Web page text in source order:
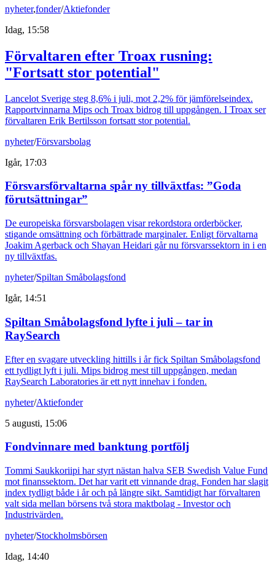
nyheter,fonder/Aktiefonder
Idag, 15:58
Förvaltaren efter Troax rusning:
"Fortsatt stor potential"
Lancelot Sverige steg 8,6% i juli, mot 2,2% för jämförelseindex.
Rapportvinnarna Mips och Troax bidrog till uppgången. I Troax ser
förvaltaren Erik Bertilsson fortsatt stor potential.
nyheter/Försvarsbolag
Igår, 17:03
Försvarsförvaltarna spår ny tillväxtfas: ”Goda
förutsättningar”
De europeiska försvarsbolagen visar rekordstora orderböcker,
stigande omsättning och förbättrade marginaler. Enligt förvaltarna
Joakim Agerback och Shayan Heidari går nu försvarssektorn in i en
ny tillväxtfas.
nyheter/Spiltan Småbolagsfond
Igår, 14:51
Spiltan Småbolagsfond lyfte i juli – tar in
RaySearch
Efter en svagare utveckling hittills i år fick Spiltan Småbolagsfond
ett tydligt lyft i juli. Mips bidrog mest till uppgången, medan
RaySearch Laboratories är ett nytt innehav i fonden.
nyheter/Aktiefonder
5 augusti, 15:06
Fondvinnare med banktung portfölj
Tommi Saukkoriipi har styrt nästan halva SEB Swedish Value Fund
mot finanssektorn. Det har varit ett vinnande drag. Fonden har slagit
index tydligt både i år och på längre sikt. Samtidigt har förvaltaren
valt sida mellan börsens två stora maktbolag - Investor och
Industrivärden.
nyheter/Stockholmsbörsen
Idag, 14:40